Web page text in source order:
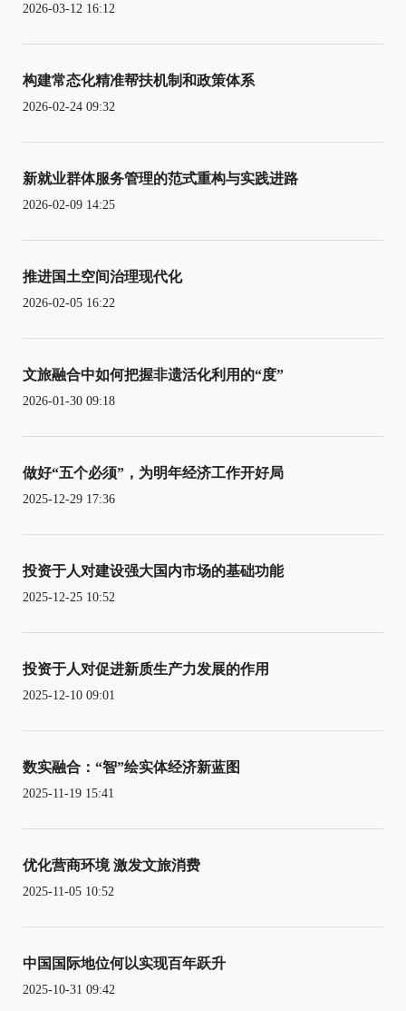
2026-03-12 16:12
构建常态化精准帮扶机制和政策体系
2026-02-24 09:32
新就业群体服务管理的范式重构与实践进路
2026-02-09 14:25
推进国土空间治理现代化
2026-02-05 16:22
文旅融合中如何把握非遗活化利用的“度”
2026-01-30 09:18
做好“五个必须”，为明年经济工作开好局
2025-12-29 17:36
投资于人对建设强大国内市场的基础功能
2025-12-25 10:52
投资于人对促进新质生产力发展的作用
2025-12-10 09:01
数实融合：“智”绘实体经济新蓝图
2025-11-19 15:41
优化营商环境 激发文旅消费
2025-11-05 10:52
中国国际地位何以实现百年跃升
2025-10-31 09:42